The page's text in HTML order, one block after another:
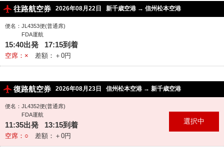
往路航空券 2026年08月22日 新千歳空港 → 信州松本空港
便名：JL4353便(普通席)
FDA運航
15:40出発 17:15到着
空席：× 差額：＋0円
復路航空券 2026年08月23日 信州松本空港 → 新千歳空港
便名：JL4352便(普通席)
FDA運航
11:35出発 13:15到着
空席：○ 差額：＋0円